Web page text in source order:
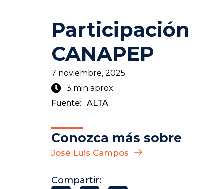
Participación
CANAPEP
7 noviembre, 2025
3 min aprox
Fuente: ALTA
Conozca más sobre
José Luis Campos
Compartir: